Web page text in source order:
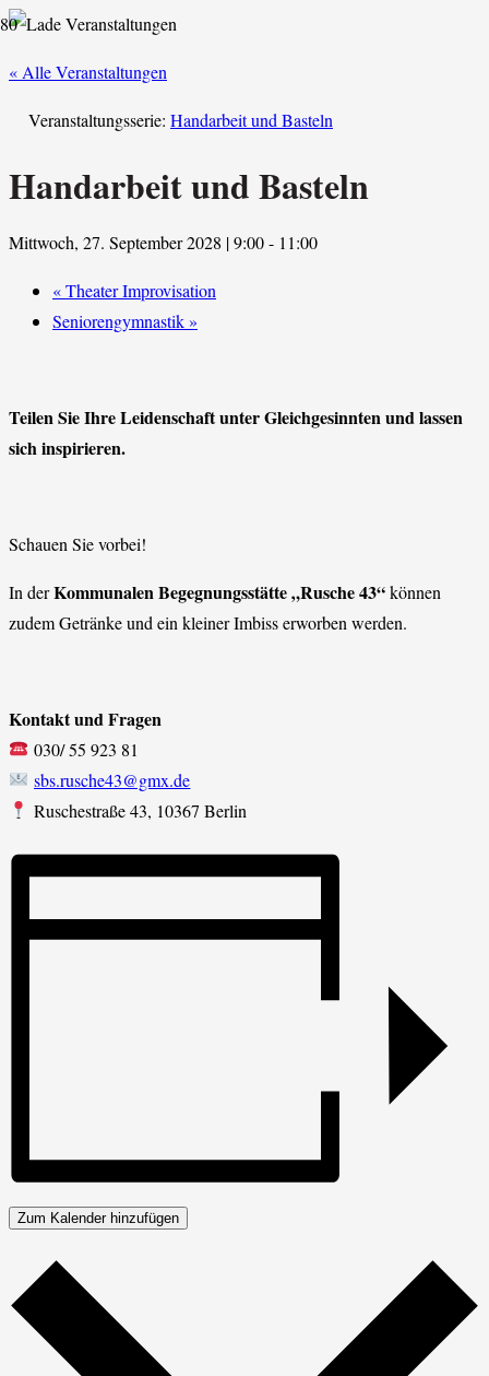
« Alle Veranstaltungen
Veranstaltungsserie: Handarbeit und Basteln
Handarbeit und Basteln
Mittwoch, 27. September 2028 | 9:00- 11:00
«Theater Improvisation
Seniorengymnastik»
Teilen Sie Ihre Leidenschaft unter Gleichgesinnten und lassen
sich inspirieren.
Schauen Sie vorbei!
In derKommunalen Begegnungsstätte „Rusche 43“können
zudem Getränke und ein kleiner Imbiss erworben werden.
Kontakt und Fragen
030/ 55 923 81
sbs.rusche43@gmx.de
Ruschestraße 43, 10367 Berlin
Zum Kalender hinzufügen